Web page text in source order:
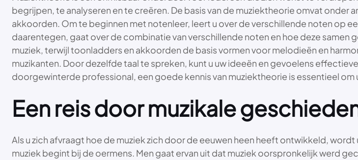
begrijpen, te analyseren en te creëren. De basis van de muziektheorie omvat onder
akkoorden. Om te beginnen met notenleer, leert u over de verschillende noten op
daarentegen, gaat over de combinatie van verschillende noten en hoe deze samen
muziek, terwijl toonladders en akkoorden de basis vormen voor melodieën en
muzikanten. Door dezelfde taal te spreken, kunt u uw ideeën en gevoelens
doorgewinterde professional, een goede kennis van muziektheorie is essentieel om
Een reis door muzikale
Als u zich afvraagt hoe de muziek zich door de eeuwen heen heeft ontwikkeld,
muziek begint bij de oermens. Men gaat ervan uit dat muziek oorspronkelijk werd